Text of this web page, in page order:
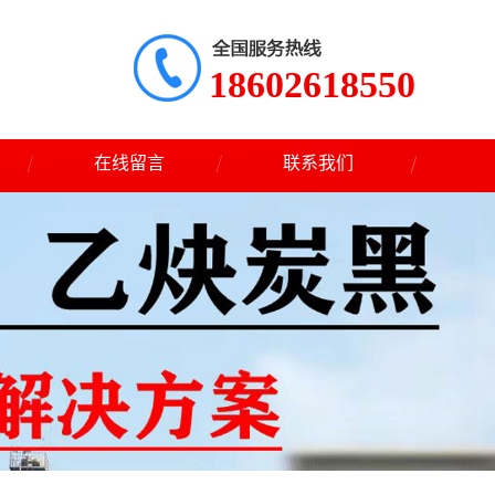
18602618550
在线留言 联系我们